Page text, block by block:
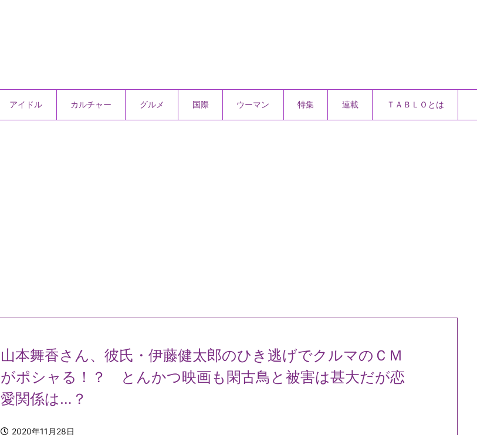
アイドル カルチャー グルメ 国際 ウーマン 特集 連載 ＴＡＢＬＯとは
山本舞香さん、彼氏・伊藤健太郎のひき逃げでクルマのＣＭ
がポシャる！？ とんかつ映画も閑古鳥と被害は甚大だが恋
愛関係は…？
2020年11月28日